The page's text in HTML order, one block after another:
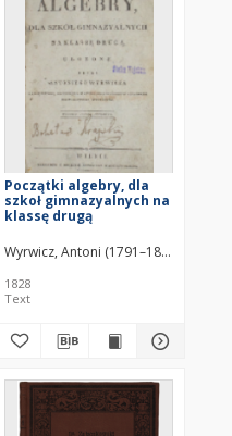
Początki algebry, dla
szkoł gimnazyalnych na
klassę drugą
Wyrwicz, Antoni (1791–1865)
1828
Text